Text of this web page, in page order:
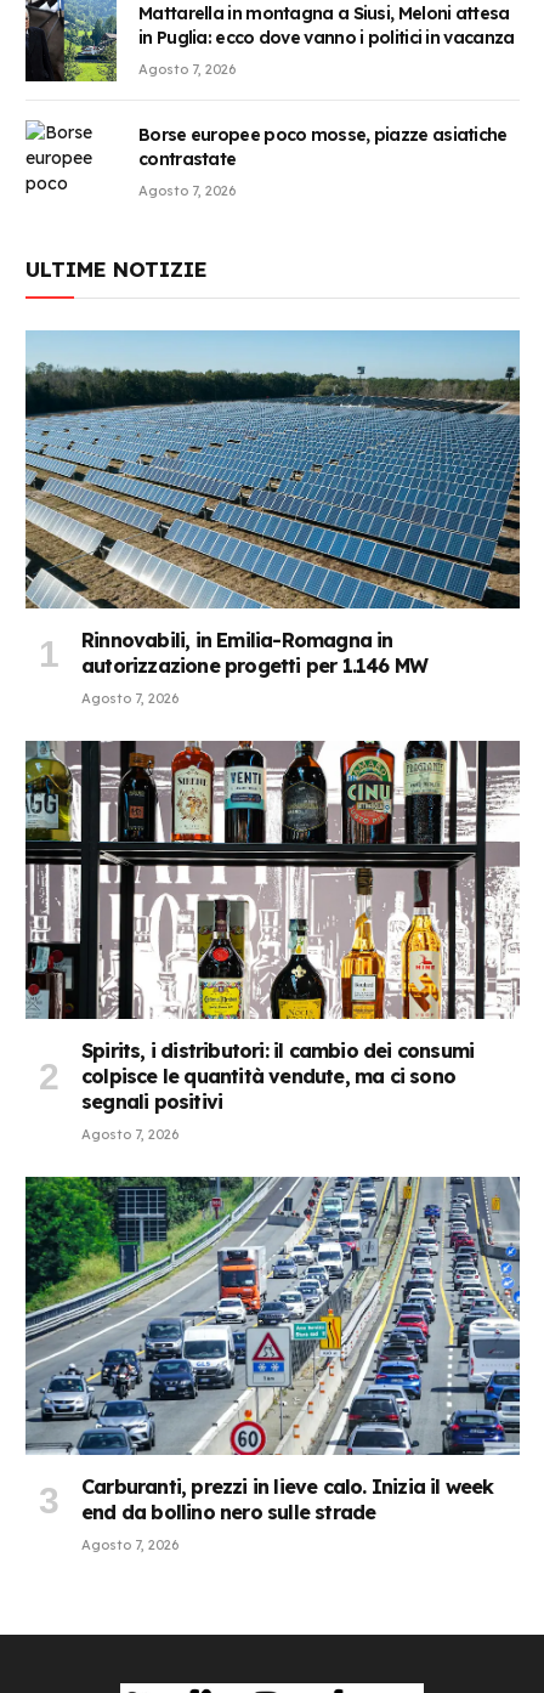
Mattarella in montagna a Siusi, Meloni attesa
in Puglia: ecco dove vanno i politici in vacanza
Agosto 7, 2026
Borse europee poco mosse, piazze asiatiche
contrastate
Agosto 7, 2026
ULTIME NOTIZIE
Rinnovabili, in Emilia-Romagna in
autorizzazione progetti per 1.146 MW
Agosto 7, 2026
Spirits, i distributori: il cambio dei consumi
colpisce le quantità vendute, ma ci sono
segnali positivi
Agosto 7, 2026
Carburanti, prezzi in lieve calo. Inizia il week
end da bollino nero sulle strade
Agosto 7, 2026